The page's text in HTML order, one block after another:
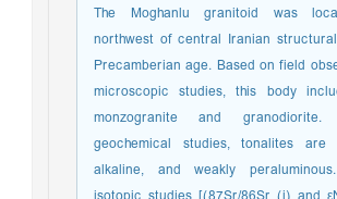
The Moghanlu granitoid was
northwest of central Iranian
Precamberian age. Based on field
microscopic studies, this body
monzogranite and
geochemical studies, tonalites
alkaline, and weakly